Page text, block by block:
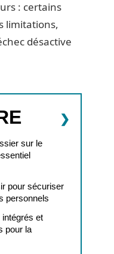
: certains
limitations,
désactive
sur le
pour sécuriser
personnels
intégrés et
pour la